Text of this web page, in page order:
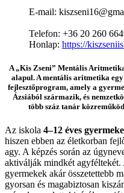
E-mail:
Telefon: +36 20 260
Honlap: https://
A „Kis Zseni” Mentális
alapul. A mentális aritmetika
fejlesztőprogram, amely a
Ázsiából származik, és
több száz tanár
Az iskola 4–12 éves
hiszen ebben az életkorban
agy. A képzés során az
aktiválják mindkét agyféltekét.
gyermekek akár összetettebb
gyorsan és magabiztosan